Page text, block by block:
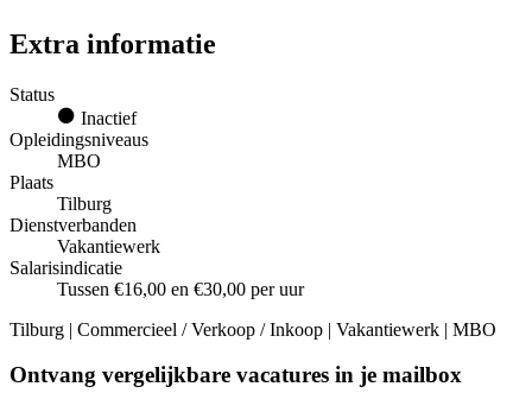
Extra informatie
Status
Inactief
Opleidingsniveaus
MBO
Plaats
Tilburg
Dienstverbanden
Vakantiewerk
Salarisindicatie
Tussen €16,00 en €30,00 per uur
Tilburg | Commercieel / Verkoop / Inkoop | Vakantiewerk | MBO
Ontvang vergelijkbare vacatures in je mailbox